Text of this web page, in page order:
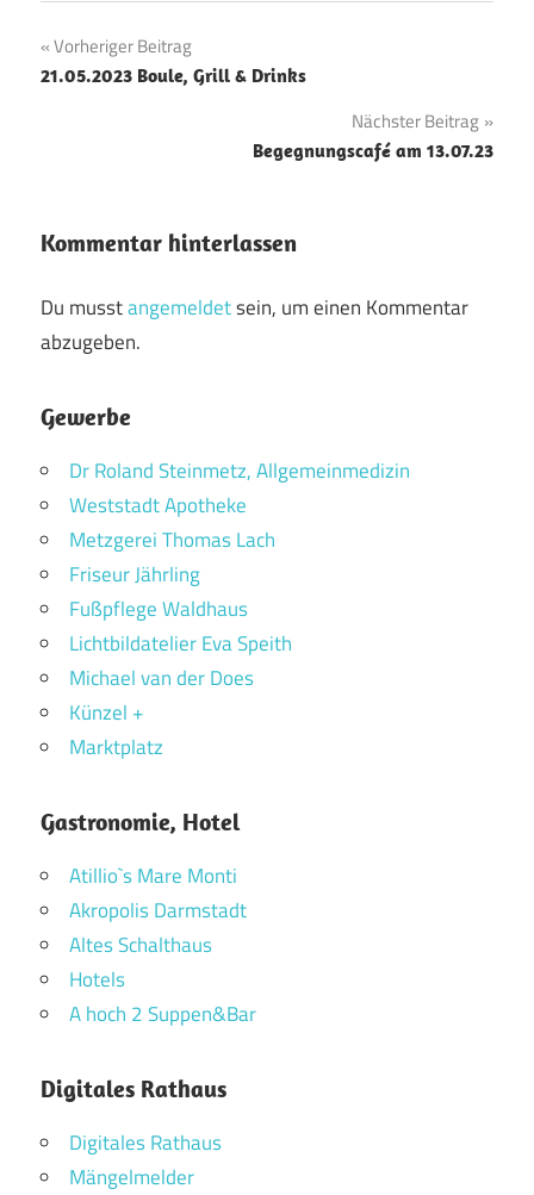
Beitragsnavigation
Vorheriger Beitrag
21.05.2023 Boule, Grill & Drinks
Nächster Beitrag
Begegnungscafé am 13.07.23
Kommentar hinterlassen
Du musstangemeldetsein, um einen Kommentar
abzugeben.
Gewerbe
Dr Roland Steinmetz, Allgemeinmedizin
Weststadt Apotheke
Metzgerei Thomas Lach
Friseur Jährling
Fußpflege Waldhaus
Lichtbildatelier Eva Speith
Michael van der Does
Künzel +
Marktplatz
Gastronomie, Hotel
Atillio`s Mare Monti
Akropolis Darmstadt
Altes Schalthaus
Hotels
A hoch 2 Suppen&Bar
Digitales Rathaus
Digitales Rathaus
Mängelmelder